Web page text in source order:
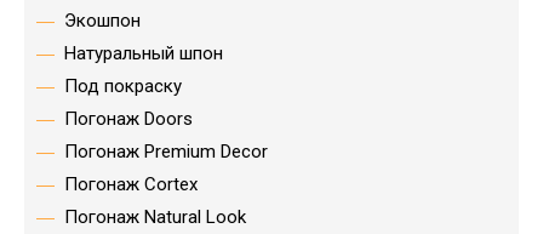
Экошпон
Натуральный шпон
Под покраску
Погонаж Doors
Погонаж Premium Decor
Погонаж Cortex
Погонаж Natural Look